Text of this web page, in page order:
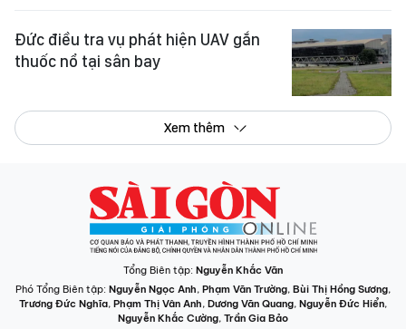
Đức điều tra vụ phát hiện UAV gắn
thuốc nổ tại sân bay
Xem thêm
Tổng Biên tập: Nguyễn Khắc Văn
Phó Tổng Biên tập: Nguyễn Ngọc Anh, Phạm Văn Trường, Bùi Thị Hồng Sương,
Trương Đức Nghĩa, Phạm Thị Vân Anh, Dương Văn Quang, Nguyễn Đức Hiển,
Nguyễn Khắc Cường, Trần Gia Bảo